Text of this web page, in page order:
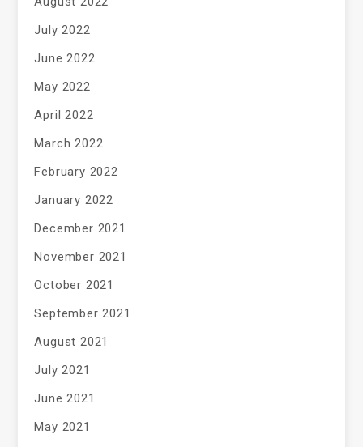
July 2022
June 2022
May 2022
April 2022
March 2022
February 2022
January 2022
December 2021
November 2021
October 2021
September 2021
August 2021
July 2021
June 2021
May 2021